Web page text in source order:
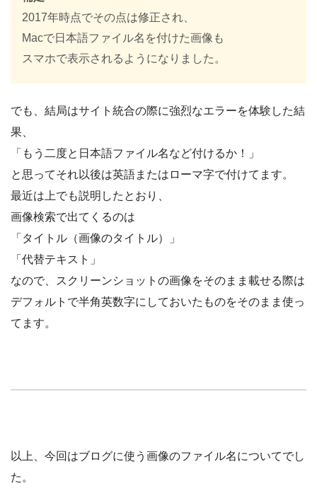
2017年時点でその点は修正され、
Macで日本語ファイル名を付けた画像も
スマホで表示されるようになりました。
でも、結局はサイト統合の際に強烈なエラーを体験した結
果、
「もう二度と日本語ファイル名など付けるか！」
と思ってそれ以後は英語またはローマ字で付けてます。
最近は上でも説明したとおり、
画像検索で出てくるのは
「タイトル（画像のタイトル）」
「代替テキスト」
なので、スクリーンショットの画像をそのまま載せる際は
デフォルトで半角英数字にしておいたものをそのまま使っ
てます。
以上、今回はブログに使う画像のファイル名についてでし
た。